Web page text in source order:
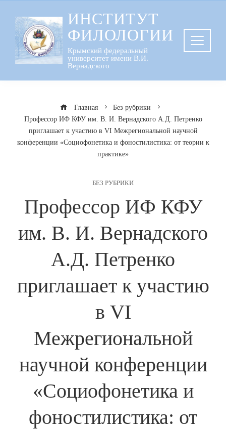
содержанию
ИНСТИТУТ
ФИЛОЛОГИИ
Крымский федеральный
университет имени В.И.
Вернадского
Главная
Без рубрики
Профессор ИФ КФУ им. В. И. Вернадского А.Д. Петренко
приглашает к участию в VI Межрегиональной научной
конференции «Социофонетика и фоностилистика: от теории к
практике»
БЕЗ РУБРИКИ
Профессор ИФ КФУ
им. В. И. Вернадского
А.Д. Петренко
приглашает к участию
в VI
Межрегиональной
научной конференции
«Социофонетика и
фоностилистика: от